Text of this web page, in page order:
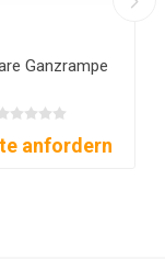
Ganzrampe
anfordern